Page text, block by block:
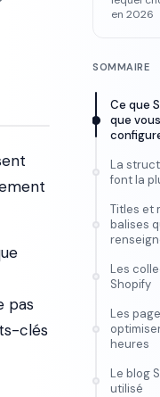
pas
clés
en 2026
SOMMAIRE
Ce que
que
La
font la
Titles et
balises
Les
Shopify
Les
heures
Le blog
utilisé